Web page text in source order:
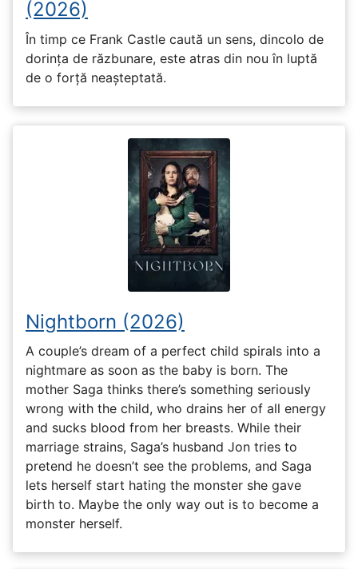
(2026)
În timp ce Frank Castle caută un sens, dincolo de
dorința de răzbunare, este atras din nou în luptă
de o forță neașteptată.
Nightborn (2026)
A couple’s dream of a perfect child spirals into a
nightmare as soon as the baby is born. The
mother Saga thinks there’s something seriously
wrong with the child, who drains her of all energy
and sucks blood from her breasts. While their
marriage strains, Saga’s husband Jon tries to
pretend he doesn’t see the problems, and Saga
lets herself start hating the monster she gave
birth to. Maybe the only way out is to become a
monster herself.